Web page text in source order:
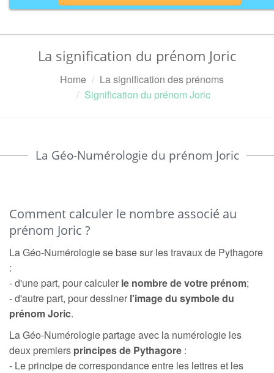
La signification du prénom Joric
Home
La signification des prénoms
Signification du prénom Joric
La Géo-Numérologie du prénom Joric
Comment calculer le nombre associé au
prénom Joric ?
La Géo-Numérologie se base sur les travaux de Pythagore
:
- d'une part, pour calculer le nombre de votre prénom;
- d'autre part, pour dessiner l'image du symbole du
prénom Joric.
La Géo-Numérologie partage avec la numérologie les
deux premiers principes de Pythagore :
- Le principe de correspondance entre les lettres et les